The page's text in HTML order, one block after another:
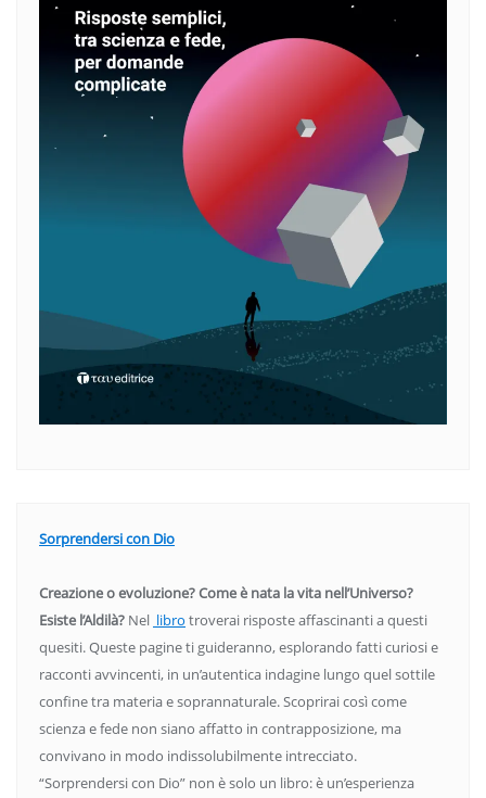
Sorprendersi con Dio
Creazione o evoluzione? Come è nata la vita nell’Universo?
Esiste l’Aldilà? Nel libro troverai risposte affascinanti a questi
quesiti. Queste pagine ti guideranno, esplorando fatti curiosi e
racconti avvincenti, in un’autentica indagine lungo quel sottile
confine tra materia e soprannaturale. Scoprirai così come
scienza e fede non siano affatto in contrapposizione, ma
convivano in modo indissolubilmente intrecciato.
“Sorprendersi con Dio” non è solo un libro: è un’esperienza